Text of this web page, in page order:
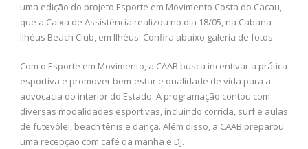
uma edição do projeto Esporte em Movimento Costa do Cacau,
que a Caixa de Assistência realizou no dia 18/05, na Cabana
Ilhéus Beach Club, em Ilhéus. Confira abaixo galeria de fotos.
Com o Esporte em Movimento, a CAAB busca incentivar a prática
esportiva e promover bem-estar e qualidade de vida para a
advocacia do interior do Estado. A programação contou com
diversas modalidades esportivas, incluindo corrida, surf e aulas
de futevôlei, beach tênis e dança. Além disso, a CAAB preparou
uma recepção com café da manhã e DJ.